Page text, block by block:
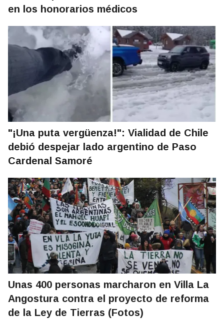
en los honorarios médicos
"¡Una puta vergüenza!": Vialidad de Chile
debió despejar lado argentino de Paso
Cardenal Samoré
Unas 400 personas marcharon en Villa La
Angostura contra el proyecto de reforma
de la Ley de Tierras (Fotos)